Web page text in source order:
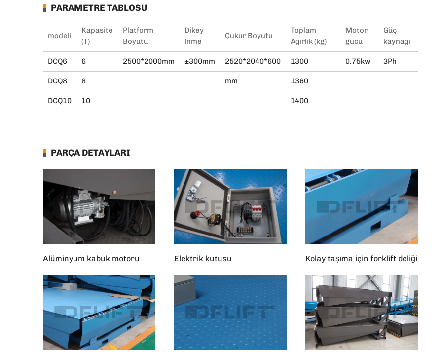
PARAMETRE TABLOSU
modeli
Kapasite
(T)
Platform
Boyutu
Dikey
İnme
Çukur Boyutu
Toplam
Ağırlık (kg)
Motor
gücü
Güç
kaynağı
DCQ6 6 2500*2000mm ±300mm 2520*2040*600 1300 0.75kw 3Ph
DCQ8 8 mm 1360
DCQ10 10 1400
PARÇA DETAYLARI
Alüminyum kabuk motoru Elektrik kutusu Kolay taşıma için forklift deliği